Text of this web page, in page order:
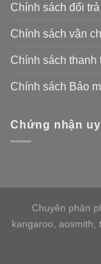
Chính sách đổi trả
Chính sách vận
Chính sách thanh
Chính sách Bảo
Chứng nhận
Chuyên phân
kangaroo, aosmith,